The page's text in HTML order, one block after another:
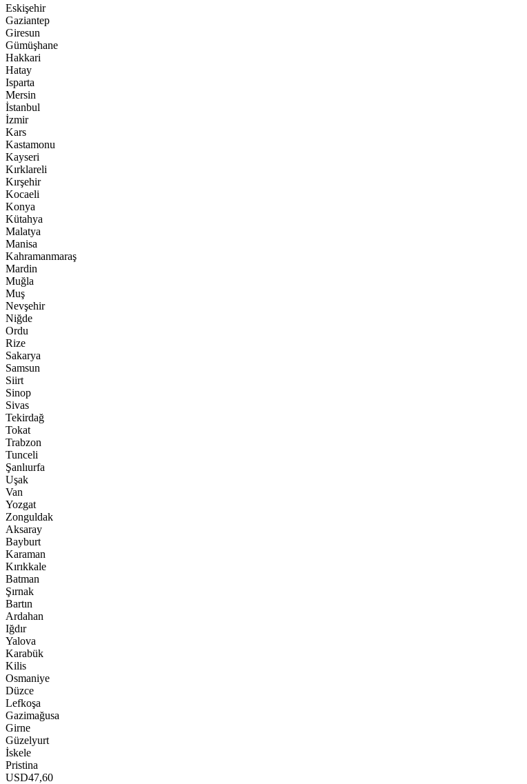
Eskişehir
Gaziantep
Giresun
Gümüşhane
Hakkari
Hatay
Isparta
Mersin
İstanbul
İzmir
Kars
Kastamonu
Kayseri
Kırklareli
Kırşehir
Kocaeli
Konya
Kütahya
Malatya
Manisa
Kahramanmaraş
Mardin
Muğla
Muş
Nevşehir
Niğde
Ordu
Rize
Sakarya
Samsun
Siirt
Sinop
Sivas
Tekirdağ
Tokat
Trabzon
Tunceli
Şanlıurfa
Uşak
Van
Yozgat
Zonguldak
Aksaray
Bayburt
Karaman
Kırıkkale
Batman
Şırnak
Bartın
Ardahan
Iğdır
Yalova
Karabük
Kilis
Osmaniye
Düzce
Lefkoşa
Gazimağusa
Girne
Güzelyurt
İskele
Pristina
USD47,60